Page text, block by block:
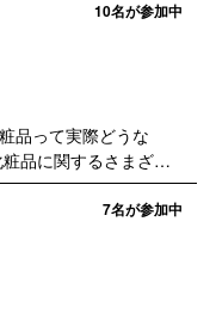
、内容を深掘りしな
ュースレターでスキ
けしてまいります。
10名が参加中
品って実際どうな
品に関するさまざま
にお寄せいただければ
、内容を深掘りしな
っては後日、 ニュー
ントとしてお届けして
7名が参加中